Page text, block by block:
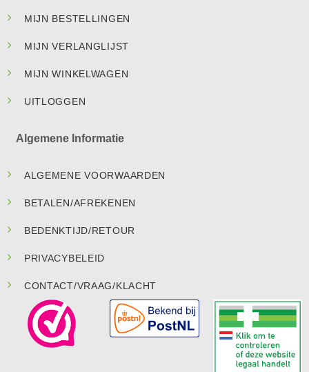
MIJN BESTELLINGEN
MIJN VERLANGLIJST
MIJN WINKELWAGEN
UITLOGGEN
Algemene Informatie
ALGEMENE VOORWAARDEN
BETALEN/AFREKENEN
BEDENKTIJD/RETOUR
PRIVACYBELEID
CONTACT/VRAAG/KLACHT